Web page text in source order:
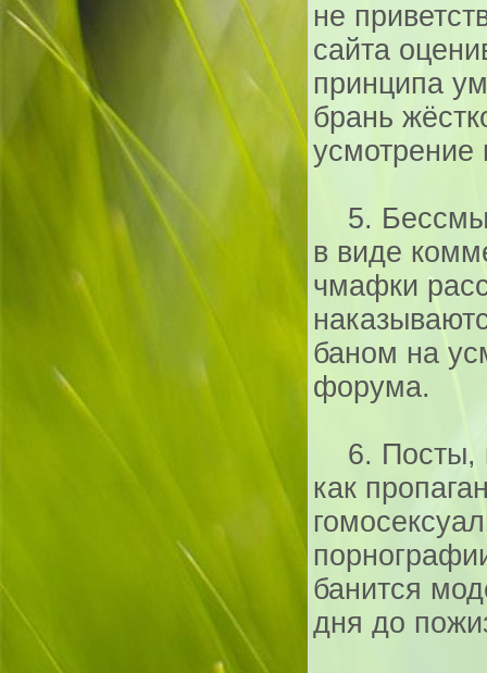
не
сайта
принципа
брань
5.
в виде
чмафки
баном на
форума.
6. Посты,
как
банится
дня до